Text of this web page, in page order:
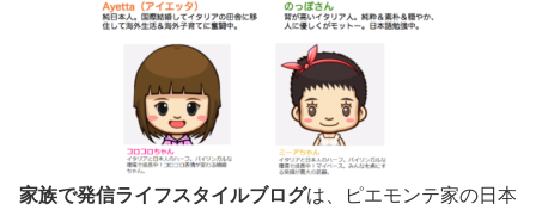
家族で発信ライフスタイルブログは、ピエモンテ家の日本